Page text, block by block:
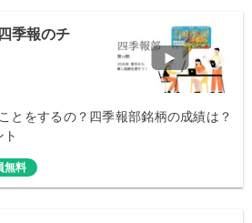
季報のチ
とをするの？四季報部銘柄の成績は？
無料